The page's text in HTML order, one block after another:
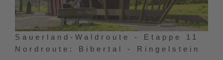
Sauerland-Waldroute - Etappe 11
Nordroute: Bibertal - Ringelstein